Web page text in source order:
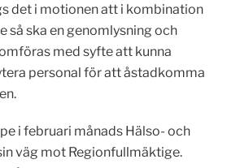
det i motionen att i kombination
så ska en genomlysning och
med syfte att kunna
personal för att åstadkomma
i februari månads Hälso- och
väg mot Regionfullmäktige.